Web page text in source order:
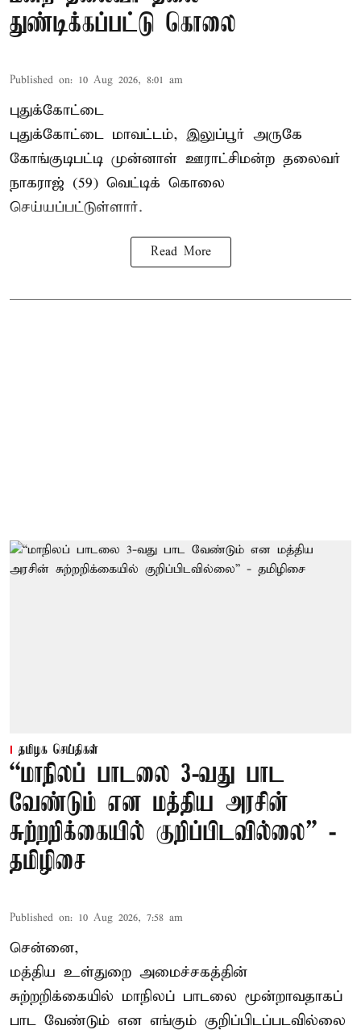
துண்டிக்கப்பட்டு கொலை
Published on: 10 Aug 2026, 8:01 am
புதுக்கோட்டை
புதுக்கோட்டை மாவட்டம், இலுப்பூர் அருகே
கோங்குடிபட்டி முன்னாள் ஊராட்சிமன்ற தலைவர்
நாகராஜ் (59) வெட்டிக் கொலை
செய்யப்பட்டுள்ளார்.
Read More
தமிழக செய்திகள்
“மாநிலப் பாடலை 3-வது பாட
வேண்டும் என மத்திய அரசின்
சுற்றறிக்கையில் குறிப்பிடவில்லை” -
தமிழிசை
Published on: 10 Aug 2026, 7:58 am
சென்னை,
மத்திய உள்துறை அமைச்சகத்தின்
சுற்றறிக்கையில் மாநிலப் பாடலை மூன்றாவதாகப்
பாட வேண்டும் என எங்கும் குறிப்பிடப்படவில்லை